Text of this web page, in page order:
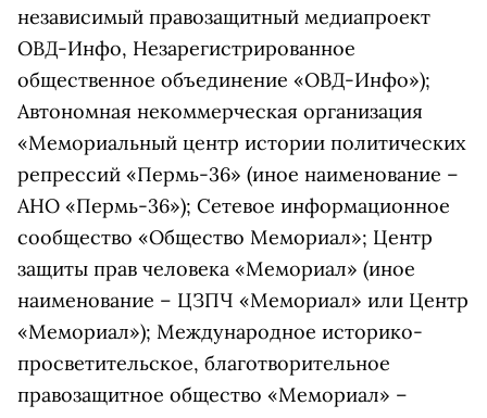
независимый правозащитный медиапроект
ОВД-Инфо, Незарегистрированное
общественное объединение «ОВД-Инфо»);
Автономная некоммерческая организация
«Мемориальный центр истории политических
репрессий «Пермь-36» (иное наименование –
АНО «Пермь-36»); Сетевое информационное
сообщество «Общество Мемориал»; Центр
защиты прав человека «Мемориал» (иное
наименование – ЦЗПЧ «Мемориал» или Центр
«Мемориал»); Международное историко-
просветительское, благотворительное
правозащитное общество «Мемориал» –